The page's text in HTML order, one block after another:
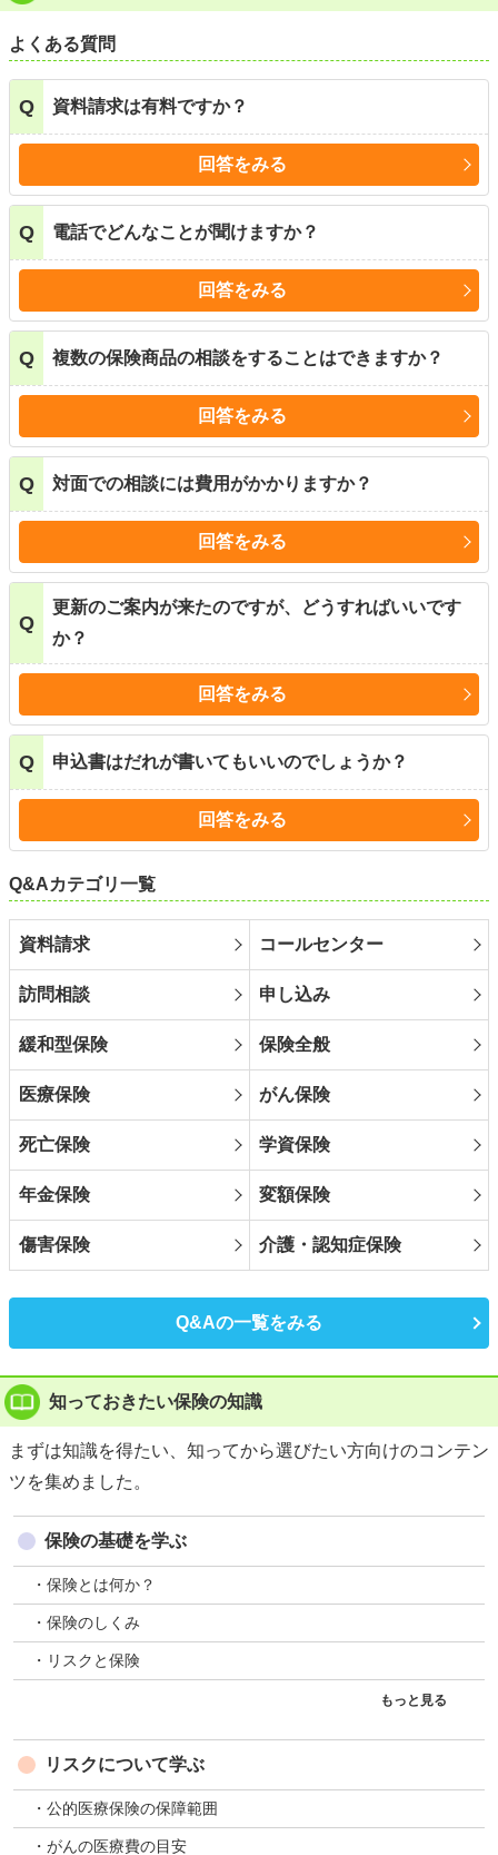
よくある質問
Q 資料請求は有料ですか？
回答をみる
Q 電話でどんなことが聞けますか？
回答をみる
Q 複数の保険商品の相談をすることはできますか？
回答をみる
Q 対面での相談には費用がかかりますか？
回答をみる
Q
更新のご案内が来たのですが、どうすればいいです
か？
回答をみる
Q 申込書はだれが書いてもいいのでしょうか？
回答をみる
Q&Aカテゴリ一覧
資料請求 コールセンター
訪問相談 申し込み
緩和型保険 保険全般
医療保険 がん保険
死亡保険 学資保険
年金保険 変額保険
傷害保険 介護・認知症保険
Q&Aの一覧をみる
知っておきたい保険の知識
まずは知識を得たい、知ってから選びたい方向けのコンテン
ツを集めました。
保険の基礎を学ぶ
・保険とは何か？
・保険のしくみ
・リスクと保険
もっと見る
リスクについて学ぶ
・公的医療保険の保障範囲
・がんの医療費の目安